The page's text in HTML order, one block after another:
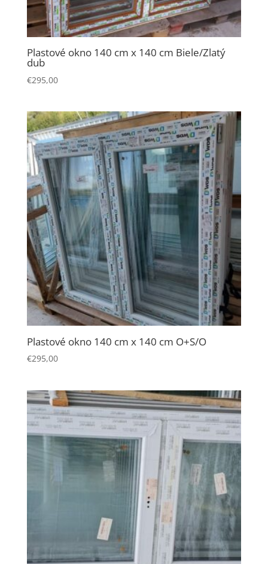
Plastové okno 140 cm x 140 cm Biele/Zlatý
dub
€295,00
Plastové okno 140 cm x 140 cm O+S/O
€295,00